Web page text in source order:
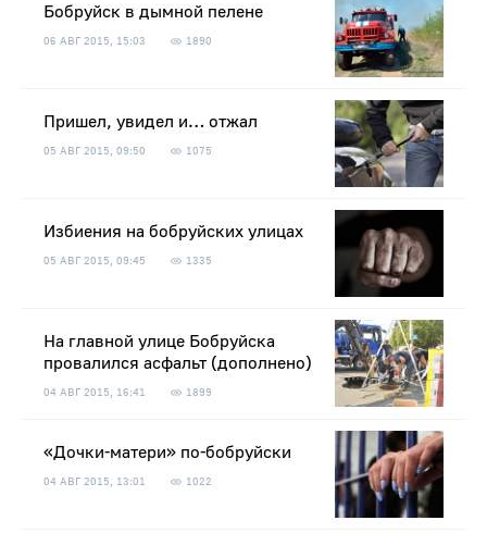
Бобруйск в дымной пелене
06 АВГ 2015, 15:03 1890
Пришел, увидел и… отжал
05 АВГ 2015, 09:50 1075
Избиения на бобруйских улицах
05 АВГ 2015, 09:45 1335
На главной улице Бобруйска
провалился асфальт (дополнено)
04 АВГ 2015, 16:41 1899
«Дочки-матери» по-бобруйски
04 АВГ 2015, 13:01 1022